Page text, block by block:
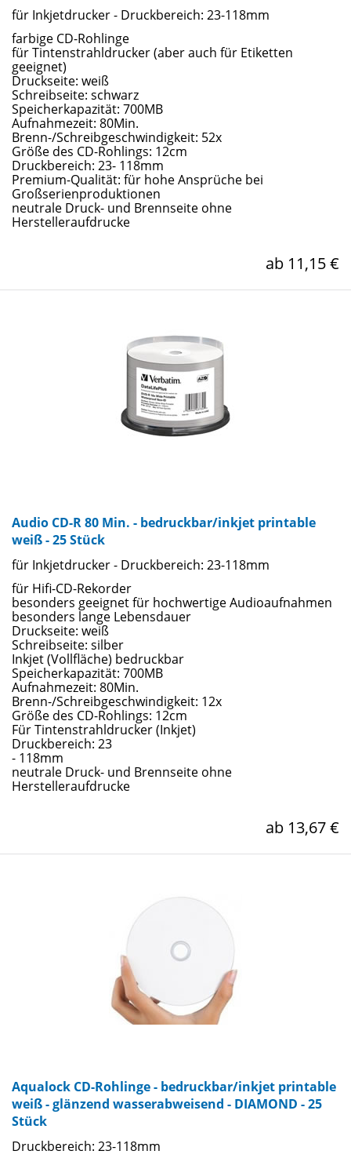
für Inkjetdrucker - Druckbereich: 23-118mm
farbige CD-Rohlinge
für Tintenstrahldrucker (aber auch für Etiketten
geeignet)
Druckseite: weiß
Schreibseite: schwarz
Speicherkapazität: 700MB
Aufnahmezeit: 80Min.
Brenn-/Schreibgeschwindigkeit: 52x
Größe des CD-Rohlings: 12cm
Druckbereich: 23- 118mm
Premium-Qualität: für hohe Ansprüche bei
Großserienproduktionen
neutrale Druck- und Brennseite ohne
Herstelleraufdrucke
ab 11,15 €
Audio CD-R 80 Min. - bedruckbar/inkjet printable
weiß - 25 Stück
für Inkjetdrucker - Druckbereich: 23-118mm
für Hifi-CD-Rekorder
besonders geeignet für hochwertige Audioaufnahmen
besonders lange Lebensdauer
Druckseite: weiß
Schreibseite: silber
Inkjet (Vollfläche) bedruckbar
Speicherkapazität: 700MB
Aufnahmezeit: 80Min.
Brenn-/Schreibgeschwindigkeit: 12x
Größe des CD-Rohlings: 12cm
Für Tintenstrahldrucker (Inkjet)
Druckbereich: 23
- 118mm
neutrale Druck- und Brennseite ohne
Herstelleraufdrucke
ab 13,67 €
Aqualock CD-Rohlinge - bedruckbar/inkjet printable
weiß - glänzend wasserabweisend - DIAMOND - 25
Stück
Druckbereich: 23-118mm